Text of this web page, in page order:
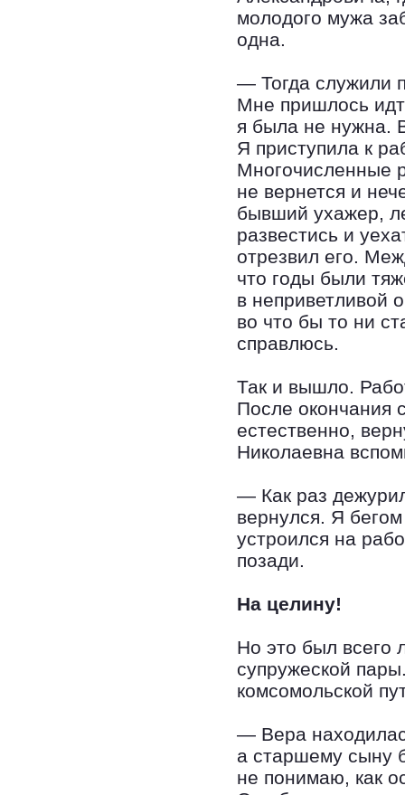
молодого мужа
одна.
— Тогда служили
Мне пришлось
я была не нужна.
Я приступила к
Многочисленные
не вернется и
бывший ухажер,
развестись и
отрезвил его.
что годы были
в неприветливой
во что бы то ни
справлюсь.
Так и вышло.
После окончания
естественно,
Николаевна
— Как раз
вернулся. Я
устроился на
позади.
На целину!
Но это был всего
супружеской
комсомольской
— Вера
а старшему сыну
не понимаю, как